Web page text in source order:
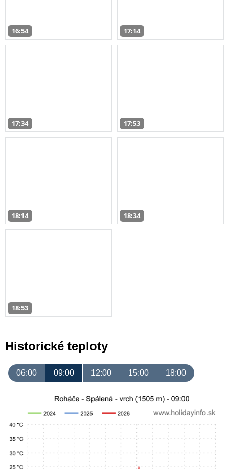
16:54 17:14
17:34 17:53
18:14 18:34
18:53
Historické teploty
06:00 09:00 12:00 15:00 18:00